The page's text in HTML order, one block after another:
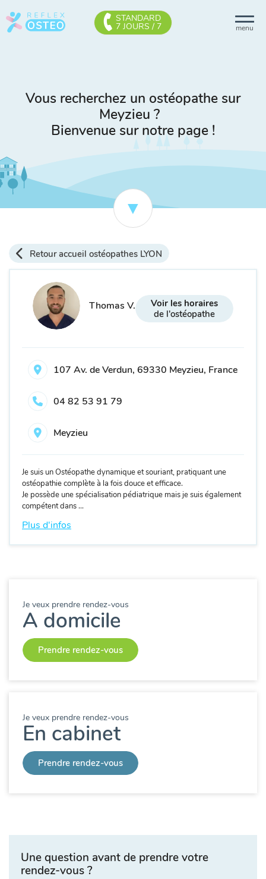
menu
STANDARD
7 JOURS / 7
Vous recherchez un ostéopathe sur
Meyzieu ?
Bienvenue sur notre page !
Retour accueil ostéopathes LYON
Thomas V.
Voir les horaires
de l'ostéopathe
107 Av. de Verdun, 69330 Meyzieu, France
04 82 53 91 79
Meyzieu
Je suis un Ostéopathe dynamique et souriant, pratiquant une
ostéopathie complète à la fois douce et efficace.
Je possède une spécialisation pédiatrique mais je suis également
compétent dans ...
Plus d'infos
Je veux prendre rendez-vous
A domicile
Prendre rendez-vous
Je veux prendre rendez-vous
En cabinet
Prendre rendez-vous
Une question avant de prendre votre
rendez-vous ?